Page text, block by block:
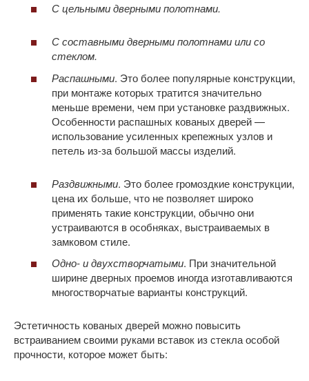
С цельными дверными полотнами.
С составными дверными полотнами или со
стеклом.
Распашными. Это более популярные конструкции,
при монтаже которых тратится значительно
меньше времени, чем при установке раздвижных.
Особенности распашных кованых дверей —
использование усиленных крепежных узлов и
петель из-за большой массы изделий.
Раздвижными. Это более громоздкие конструкции,
цена их больше, что не позволяет широко
применять такие конструкции, обычно они
устраиваются в особняках, выстраиваемых в
замковом стиле.
Одно- и двухстворчатыми. При значительной
ширине дверных проемов иногда изготавливаются
многостворчатые варианты конструкций.
Эстетичность кованых дверей можно повысить
встраиванием своими руками вставок из стекла особой
прочности, которое может быть: